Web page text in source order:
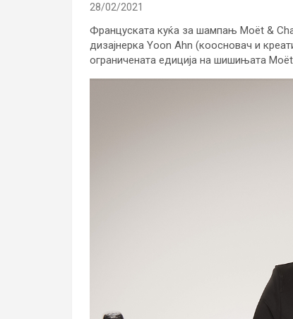
28/02/2021
Француската куќа за шампањ Moët &
дизајнерка Yoon Ahn (коосновач и
ограничената едиција на шишињата